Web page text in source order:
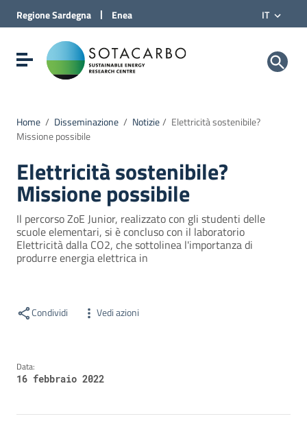
Vai al Contenuto
Vai alla navigazione del sito
Vai al Footer
RegioneSardegna | Enea IT
Visualizza/nascondi menu di navigazioneSotacarbo SpA
Home / Disseminazione / Notizie/ Elettricità sostenibile?
Missione possibile
Elettricità sostenibile?
Missione possibile
Il percorso ZoE Junior, realizzato con gli studenti delle
scuole elementari, si è concluso con il laboratorio
Elettricità dalla CO2, che sottolinea l'importanza di
produrre energia elettrica in
Condividi Vedi azioni
Data:
16 febbraio 2022